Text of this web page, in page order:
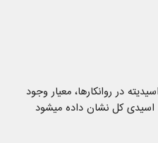
در روانکارها، معیار وجود
اسیدی کل نشان داده میشود